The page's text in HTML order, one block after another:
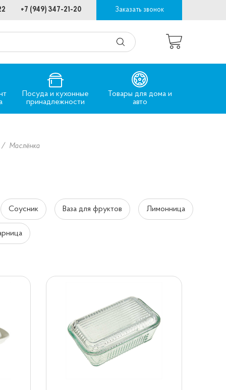
Заказать звонок
+7 (949) 347-21-20
Посуда и кухонные
принадлежности
Товары для дома и
авто
Маслёнка
Соусник Ваза для фруктов Лимонница